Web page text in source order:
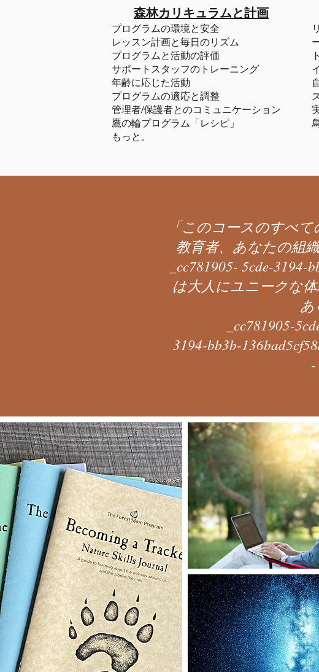
森林カリキュラムと計画
プログラムの環境と安全
レッスン計画と毎日のリズム
プログラムと活動の評価
サポートスタッフのトレーニング
年齢に応じた活動
プログラムの適応と調整
管理者/保護者とのコミュニケーション
鷹の輪プログラム「レシピ」
もっと。
「このコースのすべ
教育者、あなたの組
_cc781905- 5cde-
は大人にユニークな
_cc781905-
3194-bb3b-